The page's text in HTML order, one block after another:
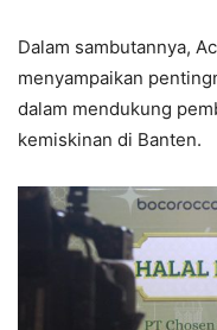
Dalam sambutannya,
menyampaikan
dalam mendukung
kemiskinan di Banten.